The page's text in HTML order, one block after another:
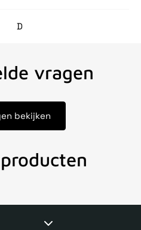
D
vragen
bekijken
verstuurd Echte winkel +35